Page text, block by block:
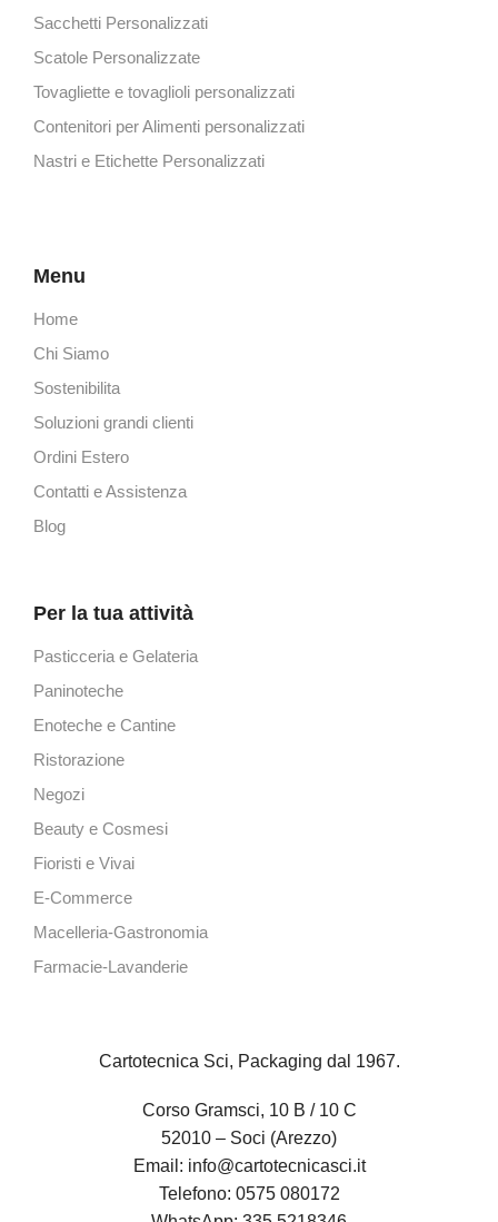
Sacchetti Personalizzati
Scatole Personalizzate
Tovagliette e tovaglioli personalizzati
Contenitori per Alimenti personalizzati
Nastri e Etichette Personalizzati
Menu
Home
Chi Siamo
Sostenibilita
Soluzioni grandi clienti
Ordini Estero
Contatti e Assistenza
Blog
Per la tua attività
Pasticceria e Gelateria
Paninoteche
Enoteche e Cantine
Ristorazione
Negozi
Beauty e Cosmesi
Fioristi e Vivai
E-Commerce
Macelleria-Gastronomia
Farmacie-Lavanderie
Cartotecnica Sci, Packaging dal 1967.
Corso Gramsci, 10 B / 10 C
52010 – Soci (Arezzo)
Email: info@cartotecnicasci.it
Telefono: 0575 080172